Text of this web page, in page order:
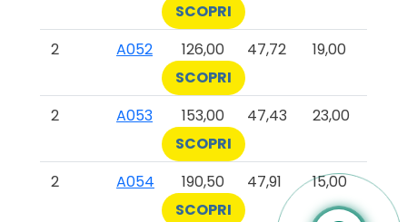
SCOPRI
2
A052 126,00 47,72
19,00
SCOPRI
2
A053 153,00 47,43
23,00
SCOPRI
2
A054 190,50 47,91
15,00
SCOPRI